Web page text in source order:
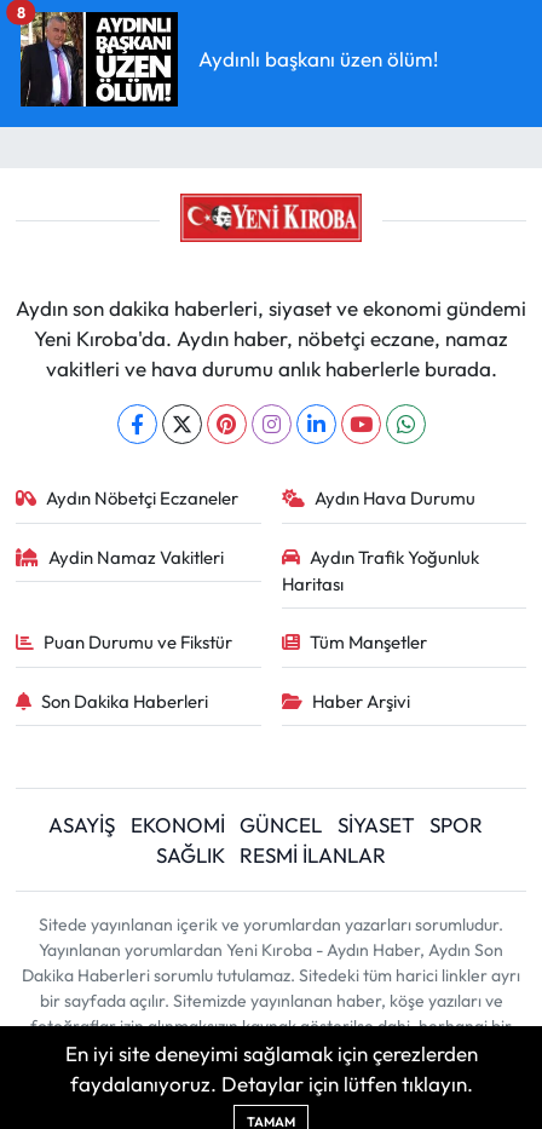
Aydınlı başkanı üzen ölüm!
8
Aydın son dakika haberleri, siyaset ve ekonomi gündemi
Yeni Kıroba'da. Aydın haber, nöbetçi eczane, namaz
vakitleri ve hava durumu anlık haberlerle burada.
Aydın Nöbetçi Eczaneler Aydın Hava Durumu
Aydin Namaz Vakitleri
Aydın Trafik Yoğunluk
Haritası
Puan Durumu ve Fikstür Tüm Manşetler
Son Dakika Haberleri Haber Arşivi
ASAYİŞ EKONOMİ GÜNCEL SİYASET
SPOR
SAĞLIK
RESMİ İLANLAR
Sitede yayınlanan içerik ve yorumlardan yazarları sorumludur.
Yayınlanan yorumlardan Yeni Kıroba - Aydın Haber, Aydın Son
Dakika Haberleri sorumlu tutulamaz. Sitedeki tüm harici linkler ayrı
bir sayfada açılır. Sitemizde yayınlanan haber, köşe yazıları ve
fotoğraflar izin alınmaksızın kaynak gösterilse dahi, herhangi bir
ortamda kullanılamaz ve yayınlanamaz
| Copyright © 2026
En iyi site deneyimi sağlamak için çerezlerden
faydalanıyoruz. Detaylar için lütfen tıklayın.
TAMAM